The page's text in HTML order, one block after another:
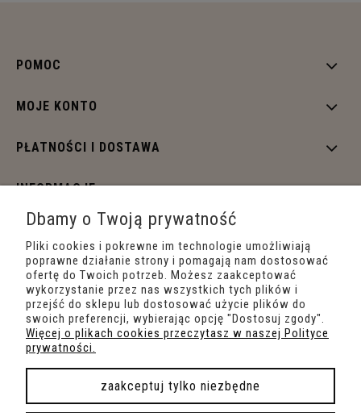
POMOC
MOJE KONTO
PŁATNOŚCI I DOSTAWA
INFORMACJE
O NAS
pokaż pełną wersję strony
Dbamy o Twoją prywatność
Pliki cookies i pokrewne im technologie umożliwiają
poprawne działanie strony i pomagają nam dostosować
ofertę do Twoich potrzeb. Możesz zaakceptować
wykorzystanie przez nas wszystkich tych plików i
przejść do sklepu lub dostosować użycie plików do
swoich preferencji, wybierając opcję "Dostosuj zgody".
Więcej o plikach cookies przeczytasz w naszej Polityce
prywatności.
zaakceptuj tylko niezbędne